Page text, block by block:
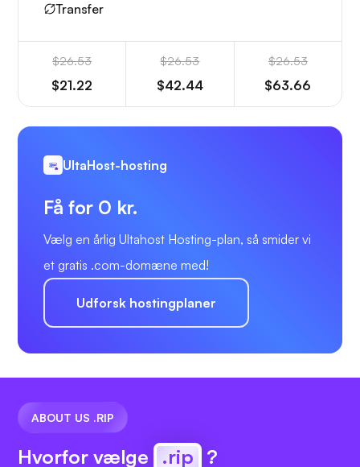
Transfer
$26.53
$21.22
$26.53
$42.44
$26.53
$63.66
UltaHost-hosting
Få for 0 kr.
Vælg en årlig Ultahost Hosting-plan, så smider vi
et gratis .com-domæne med!
Udforsk hostingplaner
ABOUT US .RIP
Hvorfor vælge .rip ?